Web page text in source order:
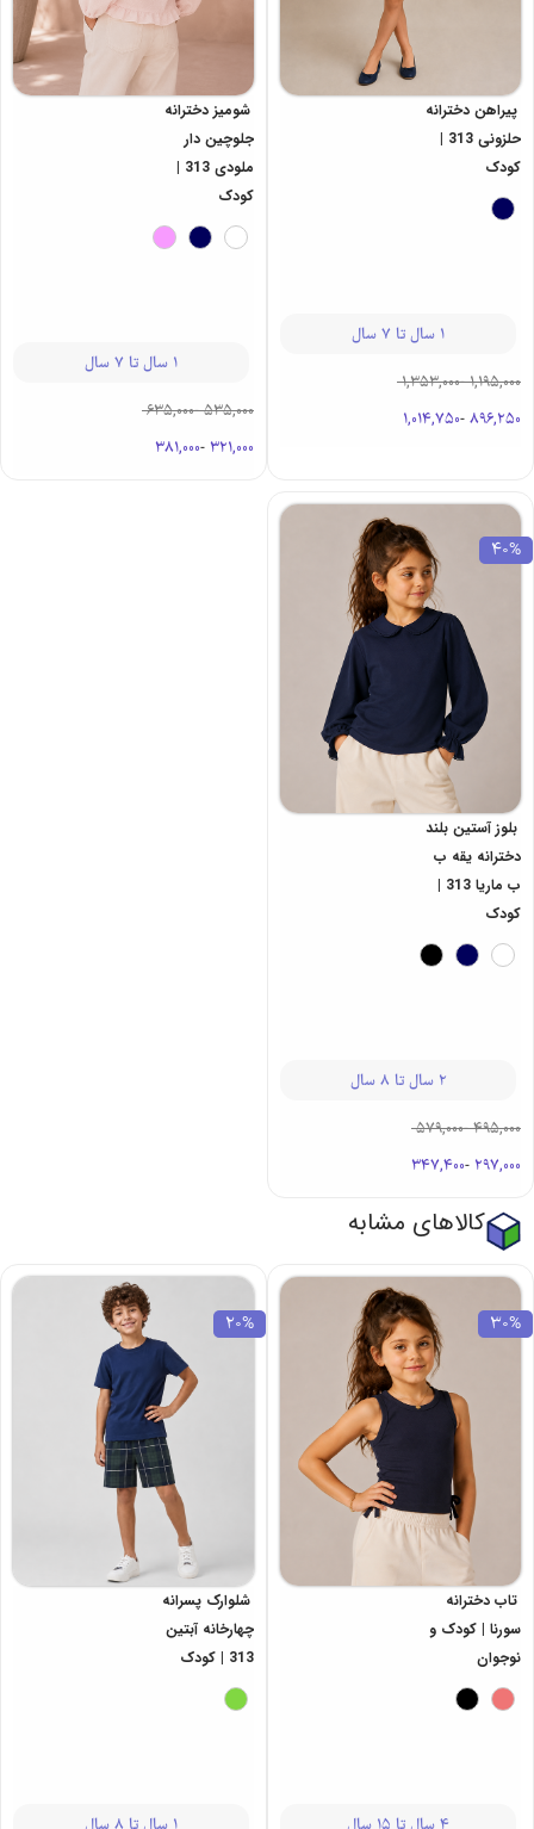
پیراهن دخترانه
حلزونی 313 |
کودک
1 سال تا 7 سال
1,195,000
-
1,353,000
896,250
-
1,014,750
شومیز دخترانه
جلوچین دار
ملودی 313 |
کودک
1 سال تا 7 سال
535,000
-
635,000
321,000
-
381,000
40%
بلوز آستین بلند
دخترانه یقه ب
ب ماریا 313 |
کودک
2 سال تا 8 سال
495,000
-
579,000
297,000
-
347,400
کالاهای مشابه
30%
تاب دخترانه
سورنا | کودک و
نوجوان
20%
شلوارک پسرانه
چهارخانه آبتین
313 | کودک